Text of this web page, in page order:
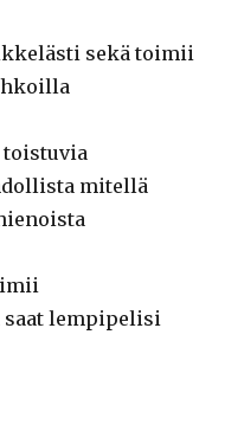
sekä toimii
mitellä
lempipelisi